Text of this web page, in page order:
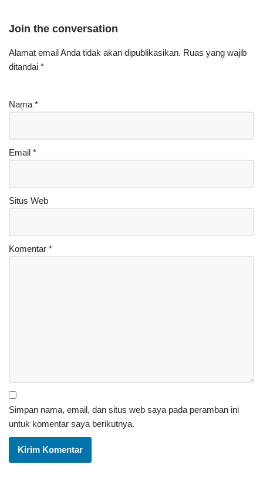
Join the conversation
Alamat email Anda tidak akan dipublikasikan. Ruas yang wajib
ditandai *
Nama *
Email *
Situs Web
Komentar *
Simpan nama, email, dan situs web saya pada peramban ini
untuk komentar saya berikutnya.